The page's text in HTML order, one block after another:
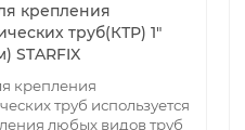
крепления
труб(КТР) 1"
STARFIX
крепления
труб используется
любых видов труб